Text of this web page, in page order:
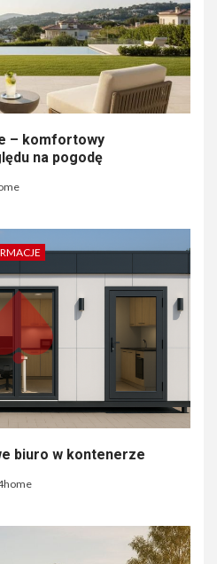
– komfortowy
na pogodę
biuro w kontenerze